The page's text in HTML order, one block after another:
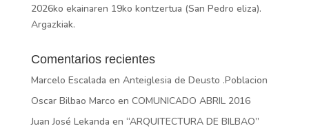
2026ko ekainaren 19ko kontzertua (San Pedro eliza).
Argazkiak.
Comentarios recientes
Marcelo Escalada en Anteiglesia de Deusto .Poblacion
Oscar Bilbao Marco en COMUNICADO ABRIL 2016
Juan José Lekanda en “ARQUITECTURA DE BILBAO”